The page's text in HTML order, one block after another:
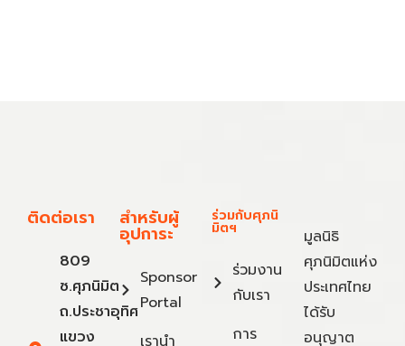
ติดต่อเรา
809
ซ.ศุภนิมิต
ถ.ประชาอุทิศ
แขวง
สำหรับผู้
อุปการะ
Sponsor
Portal
เรานำ
ร่วมกับศุภนิ
มิตฯ
ร่วมงาน
กับเรา
การ
มูลนิธิ
ศุภนิมิตแห่ง
ประเทศไทย
ได้รับ
อนุญาต